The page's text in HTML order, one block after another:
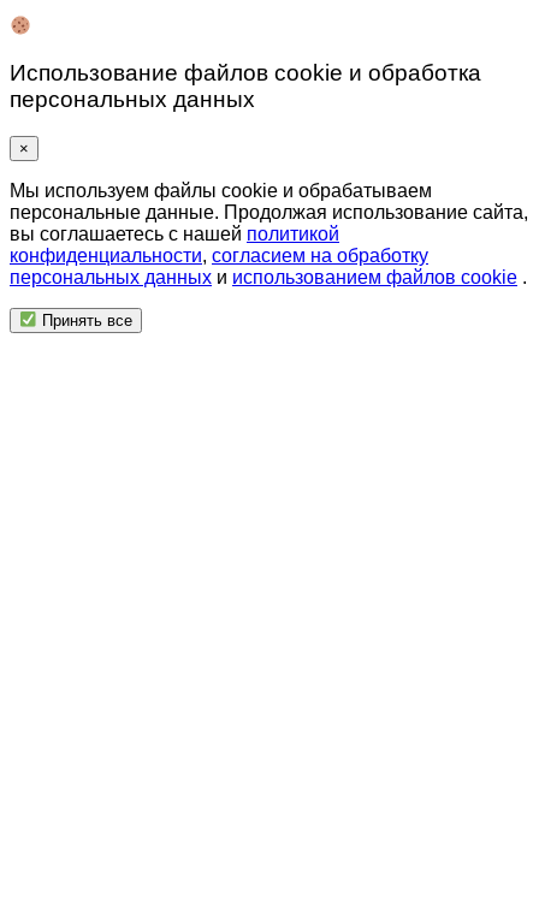
Использование файлов cookie и обработка
персональных данных
×
Мы используем файлы cookie и обрабатываем
персональные данные. Продолжая использование сайта,
вы соглашаетесь с нашей политикой
конфиденциальности, согласием на обработку
персональных данных и использованием файлов cookie .
Принять все